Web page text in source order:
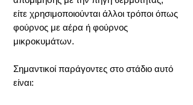
είτε χρησιμοποιούνται άλλοι τρόποι όπως
φούρνος με αέρα ή φούρνος
μικροκυμάτων.
Σημαντικοί παράγοντες στο στάδιο αυτό
είναι: